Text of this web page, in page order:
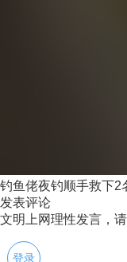
钓鱼佬夜钓顺手救下2
发表评论
文明上网理性发言，
登录